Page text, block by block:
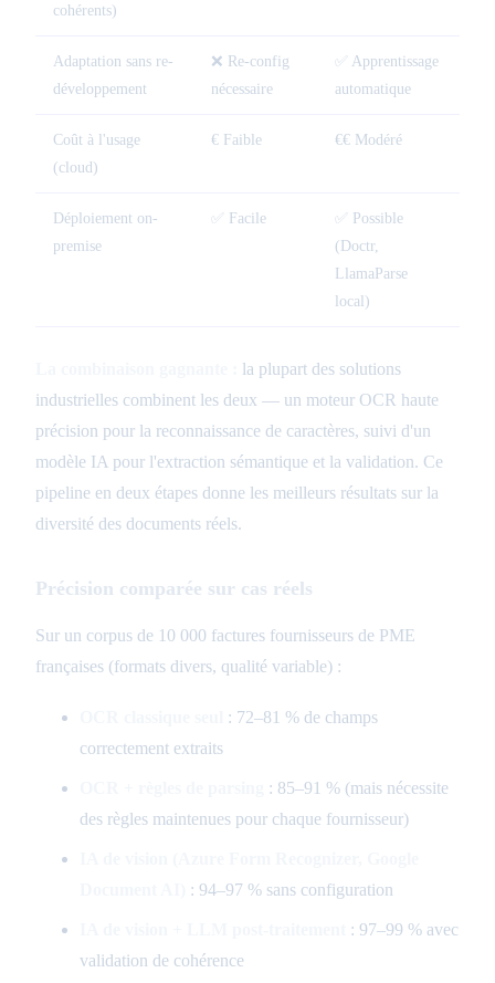
cohérents)
Adaptation sans re-
développement
❌ Re-config
nécessaire
✅ Apprentissage
automatique
Coût à l'usage
(cloud)
€ Faible €€ Modéré
Déploiement on-
premise
✅ Facile
✅ Possible
(Doctr,
LlamaParse
local)
la plupart des solutions
industrielles combinent les deux — un moteur OCR haute
précision pour la reconnaissance de caractères, suivi d'un
modèle IA pour l'extraction sémantique et la validation. Ce
pipeline en deux étapes donne les meilleurs résultats sur la
diversité des documents réels.
Précision comparée sur cas réels
Sur un corpus de 10 000 factures fournisseurs de PME
françaises (formats divers, qualité variable) :
: 72–81 % de champs
correctement extraits
: 85–91 % (mais nécessite
des règles maintenues pour chaque fournisseur)
: 94–97 % sans configuration
: 97–99 % avec
validation de cohérence